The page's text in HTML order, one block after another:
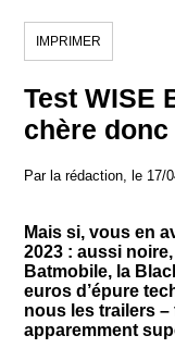
IMPRIMER
Test WISE
chère
Par la rédaction, le 17/
Mais si, vous en
2023 : aussi
Batmobile, la
euros d’épure
nous les trailers
apparemment